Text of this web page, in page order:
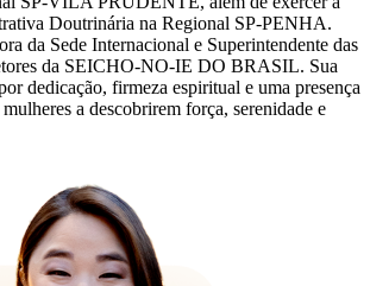
Doutrinária na Regional SP-PENHA.
da Sede Internacional e Superintendente das
da SEICHO-NO-IE DO BRASIL. Sua
dedicação, firmeza espiritual e uma presença
a descobrirem força, serenidade e